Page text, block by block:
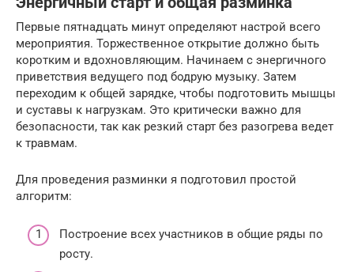
Первые пятнадцать минут определяют настрой всего
мероприятия. Торжественное открытие должно быть
коротким и вдохновляющим. Начинаем с энергичного
приветствия ведущего под бодрую музыку. Затем
переходим к общей зарядке, чтобы подготовить мышцы
и суставы к нагрузкам. Это критически важно для
безопасности, так как резкий старт без разогрева ведет
к травмам.
Для проведения разминки я подготовил простой
алгоритм:
Построение всех участников в общие ряды по
росту.